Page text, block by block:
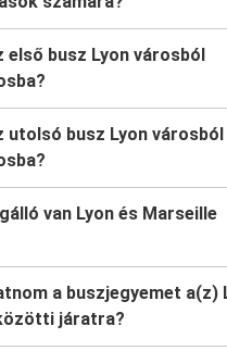
első busz Lyon városból
utolsó busz Lyon városból
van Lyon és Marseille
a buszjegyemet a(z)
járatra?